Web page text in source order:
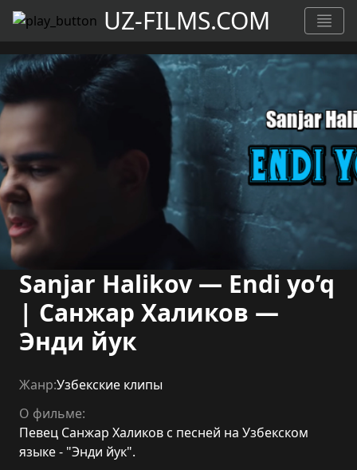
UZ-FILMS.COM
Sanjar Halikov — Endi yo’q
| Санжар Халиков —
Энди йук
Жанр:Узбекские клипы
О фильме:
Певец Санжар Халиков с песней на Узбекском
языке - "Энди йук".